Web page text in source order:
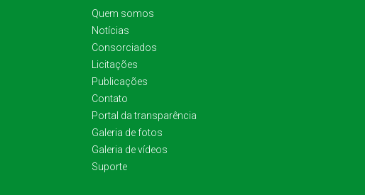
Quem somos
Notícias
Consorciados
Licitações
Publicações
Contato
Portal da transparência
Galeria de fotos
Galeria de vídeos
Suporte